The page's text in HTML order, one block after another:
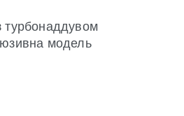
модель